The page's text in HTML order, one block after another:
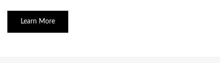
Learn More